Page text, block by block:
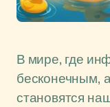
В мире, где
бесконечным,
становятся